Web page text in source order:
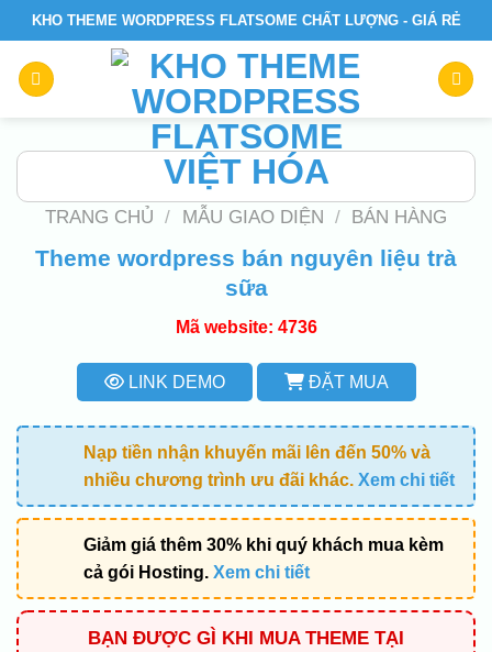
Skip
to
content
KHO THEME WORDPRESS FLATSOME CHẤT LƯỢNG - GIÁ RẺ
TRANG CHỦ / MẪU GIAO DIỆN / BÁN HÀNG
Theme wordpress bán nguyên liệu trà
sữa
Mã website: 4736
LINK DEMO ĐẶT MUA
Nạp tiền nhận khuyến mãi lên đến 50% và
nhiều chương trình ưu đãi khác. Xem chi tiết
Giảm giá thêm 30% khi quý khách mua kèm
cả gói Hosting. Xem chi tiết
BẠN ĐƯỢC GÌ KHI MUA THEME TẠI